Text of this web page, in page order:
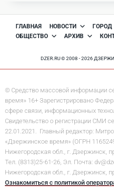
ГЛАВНАЯ НОВОСТИ ГОРОД
ОБЩЕСТВО
АРХИВ
DZER.RU © 2008 - 2026
© Средство массовой информации
время» 16+ Зарегистрировано
сфере связи, информационных
Свидетельство о регистрации СМИ
22.01.2021. Главный редактор:
«Дзержинское время» (ОГРН
Нижегородская обл., г. Дзержинск,
Тел. (8313)25-61-26, Эл. Почта:
Нижегородская обл., г. Дзержинск,
Ознакомиться с политикой